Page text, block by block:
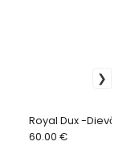
Royal Dux -Dievča
60.00 €